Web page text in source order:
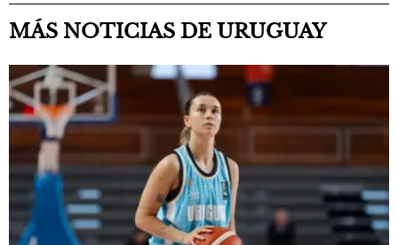
MÁS NOTICIAS DE URUGUAY